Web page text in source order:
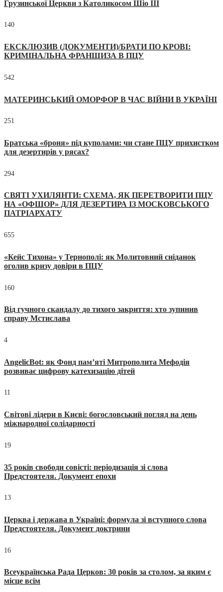
Грузинської Церкви з Католикосом Шіо III
140
ЕКСКЛЮЗИВ (ДОКУМЕНТИ)/БРАТИ ПО КРОВІ:
КРИМІНАЛЬНА ФРАНШИЗА В ПЦУ
542
МАТЕРИНСЬКИЙ ОМОРФОР В ЧАС ВІЙНИ В УКРАЇНІ
251
Братська «броня» під куполами: чи стане ПЦУ прихистком
для дезертирів у рясах?
294
СВЯТІ УХИЛЯНТИ: СХЕМА, ЯК ПЕРЕТВОРИТИ ПЦУ
НА «ОФШОР» ДЛЯ ДЕЗЕРТИРА ІЗ МОСКОВСЬКОГО
ПАТРІАРХАТУ
655
«Кейс Тихона» у Тернополі: як Молитовний сніданок
оголив кризу довіри в ПЦУ
160
Від гучного скандалу до тихого закриття: хто зупинив
справу Мстислава
4
AngelicBot: як Фонд пам’яті Митрополита Мефодія
розвиває цифрову катехизацію дітей
11
Світові лідери в Києві: богословський погляд на день
міжнародної солідарності
19
35 років свободи совісті: періодизація зі слова
Предстоятеля. Документ епохи
13
Церква і держава в Україні: формула зі вступного слова
Предстоятеля. Документ доктрини
16
Всеукраїнська Рада Церков: 30 років за столом, за яким є
місце всім